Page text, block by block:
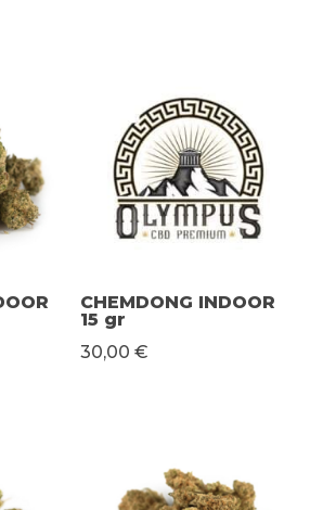
CHEMDONG INDOOR
15 gr
30,00 €